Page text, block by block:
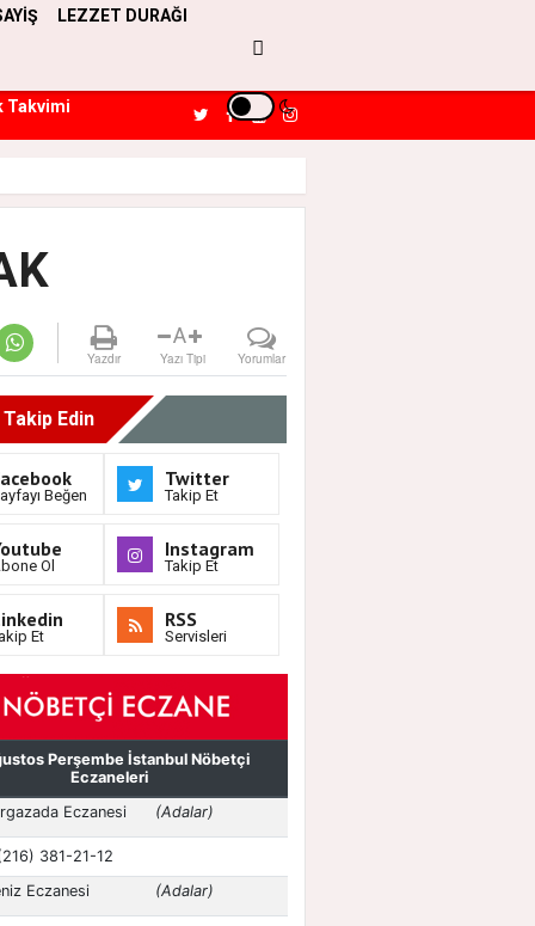
LEZZET DURAĞI
Takvimi
Yazdır
A
Yazı Tipi Yorumlar
Takip Edin
Beğen
Twitter
Takip Et
Ol
Instagram
Takip Et
Et
RSS
Servisleri